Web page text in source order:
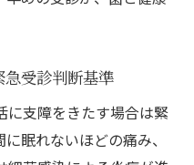
受診判断基準
に支障をきたす場合は緊
眠れないほどの痛み、